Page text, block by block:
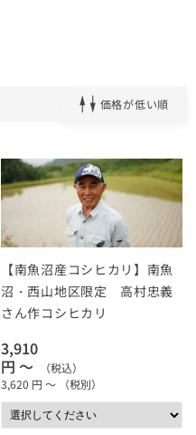
価格が低い順
【南魚沼産コシヒカリ】南魚
沼・西山地区限定 高村忠義
さん作コシヒカリ
3,910
円 ～
（税込）
3,620 円 ～ （税別）